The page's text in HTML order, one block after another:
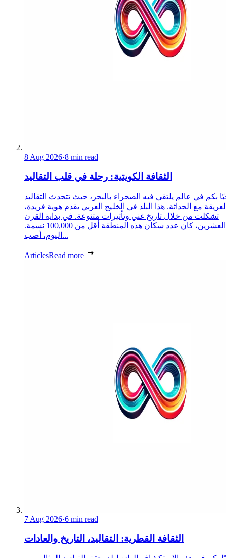
8 Aug 2026·8 min read
الثقافة الكويتية: رحلة في قلب التقاليد
بكم في عالم يلتقي فيه الصحراء بالبحر، حيث تتحدث التقاليد
مع الحداثة. هذا البلد في الخليج العربي يقدم هوية فريدة،
تشكلت من خلال تاريخ غني وتأثيرات متنوعة. في بداية القرن
العشرين، كان عدد سكان هذه المنطقة أقل من 100,000 نسمة.
اليوم، أصب...
ArticlesRead more
7 Aug 2026·6 min read
الثقافة القطرية: التقاليد، التاريخ والعادات